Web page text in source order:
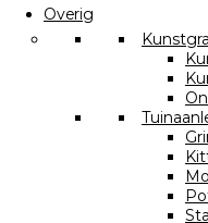
Overig